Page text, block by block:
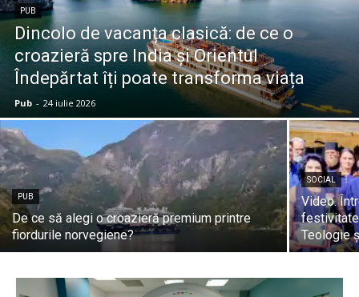
PUB
Dincolo de vacanța clasică: de ce o
croazieră spre India și Orientul
Îndepărtat îți poate transforma viața
Pub - 24 iulie 2026
PUB
De ce să alegi o croazieră premium printre
fiordurile norvegiene?
SOCIAL
Video.
Teologie